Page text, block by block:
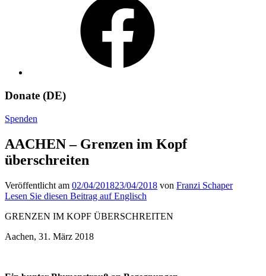
Donate (DE)
Spenden
AACHEN – Grenzen im Kopf
überschreiten
Veröffentlicht am 02/04/201823/04/2018 von Franzi Schaper
Lesen Sie diesen Beitrag auf Englisch
GRENZEN IM KOPF ÜBERSCHREITEN
Aachen, 31. März 2018